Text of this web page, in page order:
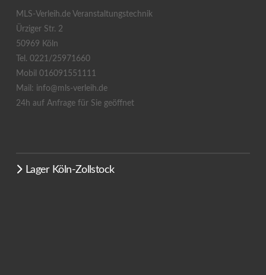
MLS-Verleih.de Veranstaltungstechnik
Ürziger Str. 2
50969 Köln
Tel. 0221/25971660
Mobil 016091551111
Mail: info@mls-verleih.de
24h auf Anfrage für Sie geöffnet
Lager Köln-Zollstock